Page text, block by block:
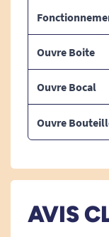
Ouvre Boite
Ouvre Bocal
Ouvre
AVIS